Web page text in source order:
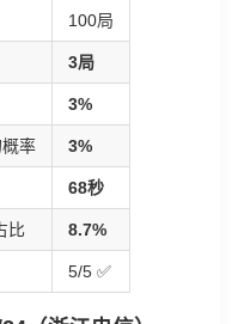
100局
3局
3%
率 3%
68秒
比 8.7%
5/5 ✅